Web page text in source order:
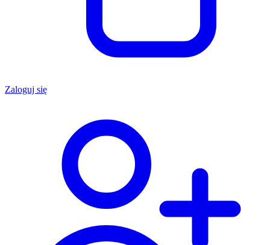
Zaloguj się